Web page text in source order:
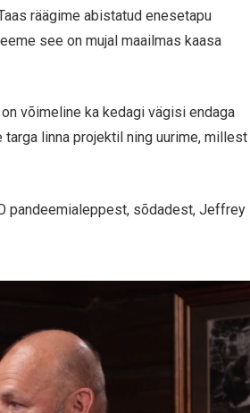
räägime abistatud enesetapu
see on mujal maailmas kaasa
võimeline ka kedagi vägisi endaga
linna projektil ning uurime, millest
pandeemialeppest, sõdadest, Jeffrey